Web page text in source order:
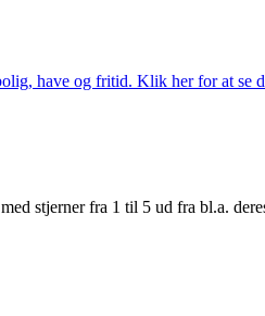
have og fritid. Klik her for at se
stjerner fra 1 til 5 ud fra bl.a.